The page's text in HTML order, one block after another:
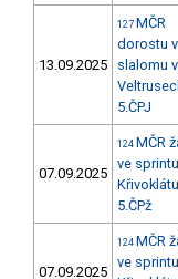
13.09.2025
127 MČR
dorostu
slalomu
5.ČPJ
07.09.2025
124 MČR
ve
5.ČPž
07.09.2025
124 MČR
ve